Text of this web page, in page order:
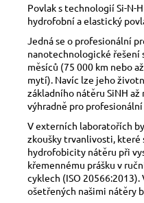
Povlak s technologií Si-N-
hydrofobní a elastický
Jedná se o profesionální
nanotechnologické
měsíců (75 000 km nebo
mytí). Navíc lze jeho
základního nátěru SiNH
výhradně pro
V externích laboratořích
zkoušky trvanlivosti, které
hydrofobicity nátěru při
křemennému prášku v
cyklech (ISO 20566:2013).
ošetřených našimi nátěry